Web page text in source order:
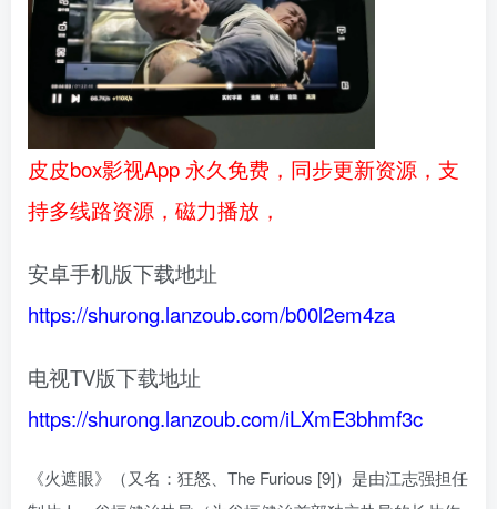
皮皮box影视App 永久免费，同步更新资源，支
持多线路资源，磁力播放，
安卓手机版下载地址
https://shurong.lanzoub.com/b00l2em4za
电视TV版下载地址
https://shurong.lanzoub.com/iLXmE3bhmf3c
《火遮眼》（又名：狂怒、The Furious [9]）是由江志强担任